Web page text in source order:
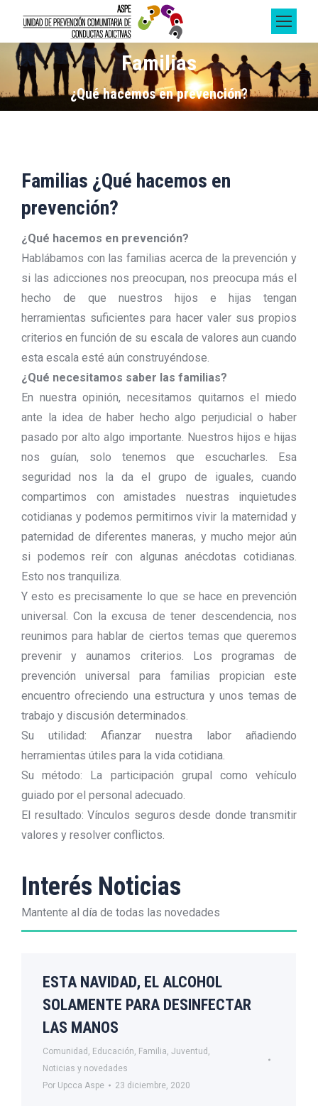
Familias
¿Qué hacemos en prevención?
Estás aquí:
Familias ¿Qué hacemos en
prevención?
¿Qué hacemos en prevención?
Hablábamos con las familias acerca de la prevención y
si las adicciones nos preocupan, nos preocupa más el
hecho de que nuestros hijos e hijas tengan
herramientas suficientes para hacer valer sus propios
criterios en función de su escala de valores aun cuando
esta escala esté aún construyéndose.
¿Qué necesitamos saber las familias?
En nuestra opinión, necesitamos quitarnos el miedo
ante la idea de haber hecho algo perjudicial o haber
pasado por alto algo importante. Nuestros hijos e hijas
nos guían, solo tenemos que escucharles. Esa
seguridad nos la da el grupo de iguales, cuando
compartimos con amistades nuestras inquietudes
cotidianas y podemos permitirnos vivir la maternidad y
paternidad de diferentes maneras, y mucho mejor aún
si podemos reír con algunas anécdotas cotidianas.
Esto nos tranquiliza.
Y esto es precisamente lo que se hace en prevención
universal. Con la excusa de tener descendencia, nos
reunimos para hablar de ciertos temas que queremos
prevenir y aunamos criterios. Los programas de
prevención universal para familias propician este
encuentro ofreciendo una estructura y unos temas de
trabajo y discusión determinados.
Su utilidad: Afianzar nuestra labor añadiendo
herramientas útiles para la vida cotidiana.
Su método: La participación grupal como vehículo
guiado por el personal adecuado.
El resultado: Vínculos seguros desde donde transmitir
valores y resolver conflictos.
Interés Noticias
Mantente al día de todas las novedades
ESTA NAVIDAD, EL ALCOHOL
SOLAMENTE PARA DESINFECTAR
LAS MANOS
Comunidad , Educación, Familia, Juventud ,
Noticias y novedades
Por Upcca Aspe 23 diciembre, 2020